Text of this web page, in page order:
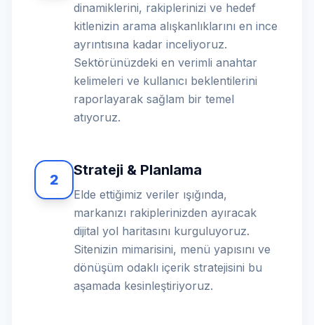
dinamiklerini, rakiplerinizi ve hedef
kitlenizin arama alışkanlıklarını en ince
ayrıntısına kadar inceliyoruz.
Sektörünüzdeki en verimli anahtar
kelimeleri ve kullanıcı beklentilerini
raporlayarak sağlam bir temel
atıyoruz.
2
Strateji & Planlama
Elde ettiğimiz veriler ışığında,
markanızı rakiplerinizden ayıracak
dijital yol haritasını kurguluyoruz.
Sitenizin mimarisini, menü yapısını ve
dönüşüm odaklı içerik stratejisini bu
aşamada kesinleştiriyoruz.